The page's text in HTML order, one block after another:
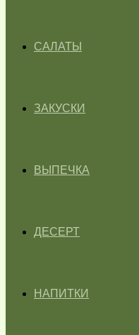
САЛАТЫ
ЗАКУСКИ
ВЫПЕЧКА
ДЕСЕРТ
НАПИТКИ